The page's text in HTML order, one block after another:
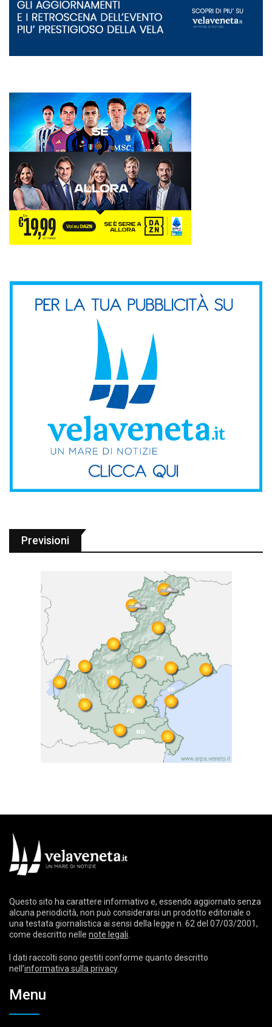
Previsioni
Questo sito ha carattere informativo e, essendo aggiornato senza
alcuna periodicità, non può considerarsi un prodotto editoriale o
una testata giornalistica ai sensi della legge n. 62 del 07/03/2001,
come descritto nelle note legali
I dati raccolti sono gestiti conforme quanto descritto
nell’informativa sulla privacy.
Menu